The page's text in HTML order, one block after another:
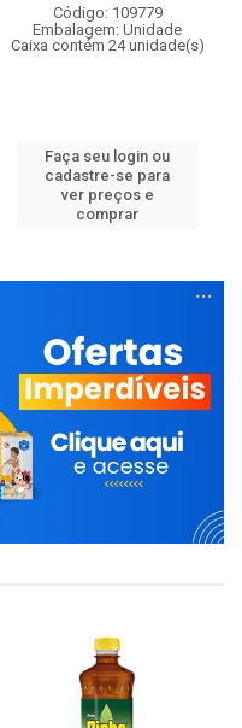
Código: 109779
Embalagem: Unidade
Caixa contém 24 unidade(s)
Faça seu login ou
cadastre-se para
ver preços e
comprar